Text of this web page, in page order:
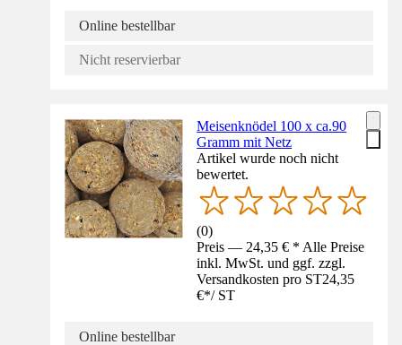
Online bestellbar
Nicht reservierbar
Meisenknödel 100 x ca.90
Gramm mit Netz
Artikel wurde noch nicht
bewertet.
(0)
Preis — 24,35 € * Alle Preise
inkl. MwSt. und ggf. zzgl.
Versandkosten pro ST24,35
€*/ ST
Online bestellbar